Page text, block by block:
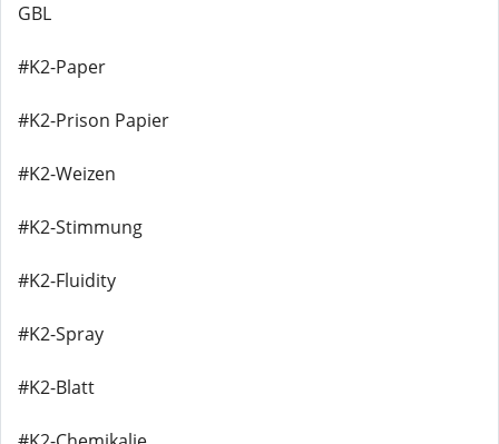
GBL
#K2-Paper
#K2-Prison Papier
#K2-Weizen
#K2-Stimmung
#K2-Fluidity
#K2-Spray
#K2-Blatt